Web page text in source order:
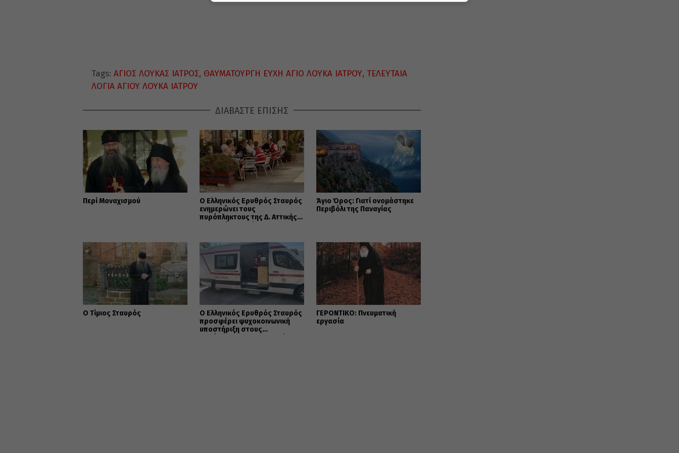
Tags: ΑΓΙΟΣ ΛΟΥΚΑΣ ΙΑΤΡΟΣ, ΘΑΥΜΑΤΟΥΡΓΗ ΕΥΧΗ ΑΓΙΟ ΛΟΥΚΑ ΙΑΤΡΟΥ, ΤΕΛΕΥΤΑΙΑ
ΛΟΓΙΑ ΑΓΙΟΥ ΛΟΥΚΑ ΙΑΤΡΟΥ
ΔΙΑΒΑΣΤΕ ΕΠΙΣΗΣ
Περί Μοναχισμού
Ο Ελληνικός Ερυθρός Σταυρός
ενημερώνει τους
πυρόπληκτους της Δ. Αττικής
Άγιο Όρος: Γιατί ονομάστηκε
Περιβόλι της Παναγίας
Ο Τίμιος Σταυρός
Ο Ελληνικός Ερυθρός Σταυρός
προσφέρει ψυχοκοινωνική
υποστήριξη στους
ΓΕΡΟΝΤΙΚΟ: Πνευματική
εργασία